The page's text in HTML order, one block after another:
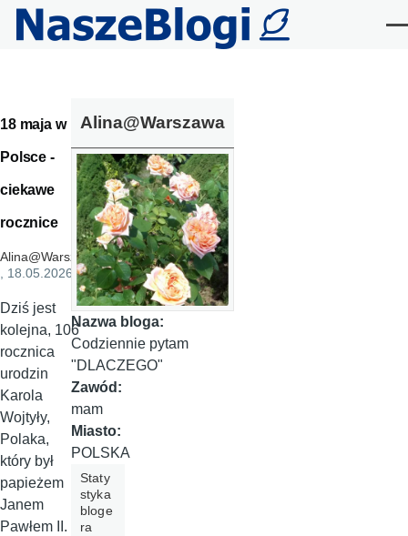
Przejdź do treści
18 maja w
Polsce -
ciekawe
rocznice
Alina@Warszawa
, 18.05.2026
Dziś jest
kolejna, 106
rocznica
urodzin
Karola
Wojtyły,
Polaka,
który był
papieżem
Janem
Pawłem II.
Alina@Warszawa
Nazwa bloga:
Codziennie pytam
"DLACZEGO"
Zawód:
mam
Miasto:
POLSKA
Staty
styka
bloge
ra